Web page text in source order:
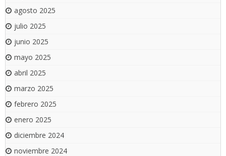
agosto 2025
julio 2025
junio 2025
mayo 2025
abril 2025
marzo 2025
febrero 2025
enero 2025
diciembre 2024
noviembre 2024